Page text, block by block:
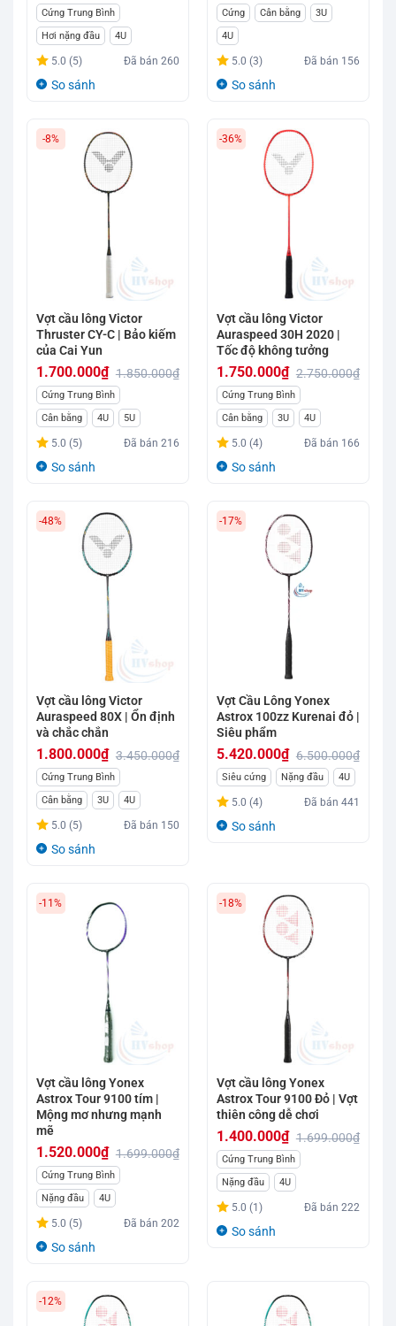
Giá
gốc
là:
1.547.000₫.
Giá
hiện
tại
là:
Cứng Trung Bình
Hơi nặng đầu
4U
5.0 (5) Đã bán260
So sánh
Giá
gốc
là:
3.767.000₫.
Giá
hiện
tại
là:
Cứng Cân bằng
3U
4U
5.0 (3) Đã bán 156
So sánh
-8%
Vợt cầu lông Victor
Thruster CY-C | Bảo kiếm
của Cai Yun
1.850.000₫
Giá
gốc
là:
1.850.000₫.
1.700.000₫
Giá
hiện
tại
là:
Cứng Trung Bình
Cân bằng
4U 5U
5.0 (5) Đã bán216
So sánh
-36%
Vợt cầu lông Victor
Auraspeed 30H 2020 |
Tốc độ không tưởng
2.750.000₫
Giá
gốc
là:
2.750.000₫.
1.750.000₫
Giá
hiện
tại
là:
Cứng Trung Bình
Cân bằng
3U 4U
5.0 (4) Đã bán 166
So sánh
-48%
Vợt cầu lông Victor
Auraspeed 80X | Ổn định
và chắc chắn
3.450.000₫
Giá
gốc
là:
3.450.000₫.
1.800.000₫
Giá
hiện
tại
là:
Cứng Trung Bình
Cân bằng
3U 4U
5.0 (5) Đã bán 150
So sánh
-17%
Vợt Cầu Lông Yonex
Astrox 100zz Kurenai đỏ |
Siêu phẩm
6.500.000₫
Giá
gốc
là:
5.420.000₫
Giá
hiện
tại
Siêu cứng Nặng đầu 4U
5.0 (4) Đã bán441
So sánh
-11%
Vợt cầu lông Yonex
Astrox Tour 9100 tím |
Mộng mơ nhưng mạnh
mẽ
1.699.000₫
Giá
gốc
là:
1.699.000₫.
1.520.000₫
Giá
hiện
tại
là:
Cứng Trung Bình
Nặng đầu
4U
5.0 (5) Đã bán202
So sánh
-18%
Vợt cầu lông Yonex
Astrox Tour 9100 Đỏ | Vợt
thiên công dễ chơi
1.699.000₫
Giá
gốc
là:
1.699.000₫.
1.400.000₫
Giá
hiện
tại
là:
Cứng Trung Bình
Nặng đầu
4U
5.0 (1) Đã bán222
So sánh
-12%